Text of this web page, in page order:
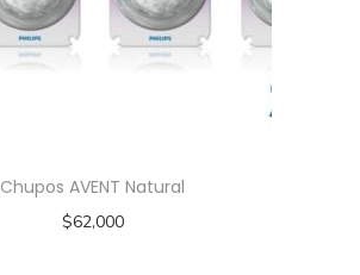
Chupos AVENT Natural
$62,000